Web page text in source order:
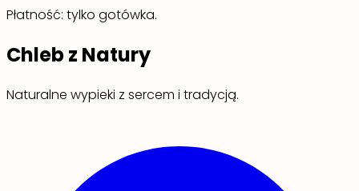
Płatność: tylko gotówka.
Chleb z Natury
Naturalne wypieki z sercem i tradycją.